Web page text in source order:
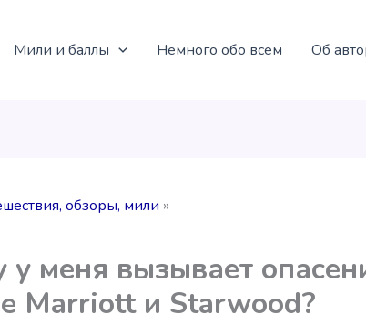
Мили и баллы Немного обо всем Об
обзоры, мили
у меня вызывает
Marriott и Starwood?